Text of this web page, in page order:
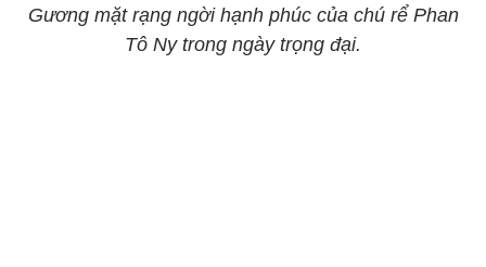
Gương mặt rạng ngời hạnh phúc của chú rể Phan
Tô Ny trong ngày trọng đại.